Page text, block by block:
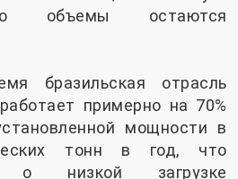
объемы остаются
бразильская отрасль
примерно на 70%
мощности в
тонн в год, что
о низкой загрузке